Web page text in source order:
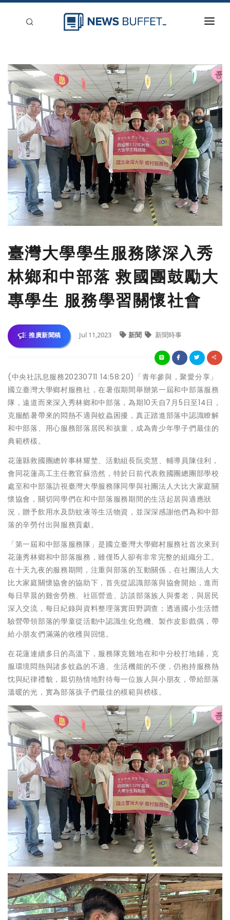
新聞稿分類
登入
刊登
臺灣大學學生服務隊深入秀
林鄉和中部落 救國團鼓勵大
專學生 服務學習關懷社會
推廣新聞稿 Jul 11,2023 新聞 新聞時事
(中央社訊息服務20230711 14:58:20)「青年參與，聚愛分享」
國立臺灣大學鄉村服務社，在暑假期間舉辦第一屆和中部落服務
隊，遠道而來深入秀林鄉和中部落，為期10天自7月5日至14日，
克服酷暑帶來的悶熱不適與蚊蟲困擾，真正踏進部落中認識瞭解
和中部落、用心服務部落居民和孩童，成為青少年學子們最佳的
典範榜樣。
花蓮縣救國團總幹事林耀埜、活動組長阮奕慧、輔導員陳佳利，
會同花蓮高工主任教官蘇浩然，特於日前代表救國團總團部學校
處至和中部落訪視臺灣大學服務隊同學與社團法人大比大家庭關
懷協會，關切同學們在和中部落服務期間的生活起居與適應狀
況，贈予飲用水及防蚊液等生活物資，並深深感謝他們為和中部
落的辛勞付出與服務貢獻。
「第一屆和中部落服務隊」是國立臺灣大學鄉村服務社首次來到
花蓮秀林鄉和中部落服務，雖僅15人卻有非常完整的組織分工。
在十天九夜的服務期間，注重與部落的互動關係，在社團法人大
比大家庭關懷協會的協助下，首先從認識部落與協會開始，進而
每日早晨的雞舍勞務、社區營造、訪談部落族人與耆老，與居民
深入交流，每日紀錄與資料整理落實田野調查；透過國小生活體
驗營帶領部落的學童從活動中認識生化危機、製作皮影戲偶，帶
給小朋友們滿滿的收穫與回憶。
在花蓮連續多日的高溫下，服務隊克難地在和中分校打地鋪，克
服環境悶熱與諸多蚊蟲的不適、生活機能的不便，仍抱持服務熱
忱與紀律禮貌，親切熱情地對待每一位族人與小朋友，帶給部落
溫暖的光，實為部落孩子們最佳的模範與榜樣。